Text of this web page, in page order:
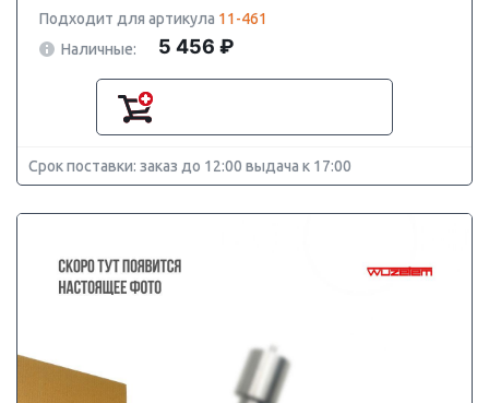
Подходит для артикула 11-461
Наличные:
5 456 ₽
Срок поставки: заказ до 12:00 выдача к 17:00